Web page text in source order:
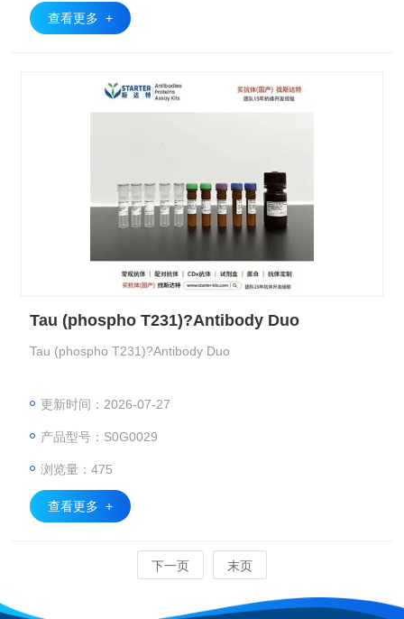
查看更多 +
Tau (phospho T231)?Antibody Duo
Tau (phospho T231)?Antibody Duo
更新时间：2026-07-27
产品型号：S0G0029
浏览量：475
查看更多 +
下一页 末页